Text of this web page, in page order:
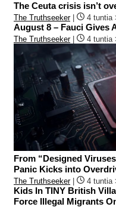
The Ceuta crisis isn’t
The Truthseeker| 4 tuntia
August 8 – Fauci Gives
The Truthseeker| 4 tuntia
From “Designed
Panic Kicks into
The Truthseeker| 4 tuntia
Kids In TINY British
Force Illegal Migrants